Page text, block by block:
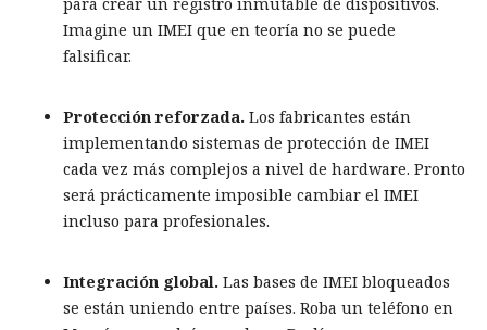
para crear un registro inmutable de dispositivos.
Imagine un IMEI que en teoría no se puede
falsificar.
Protección reforzada. Los fabricantes están
implementando sistemas de protección de IMEI
cada vez más complejos a nivel de hardware. Pronto
será prácticamente imposible cambiar el IMEI
incluso para profesionales.
Integración global. Las bases de IMEI bloqueados
se están uniendo entre países. Roba un teléfono en